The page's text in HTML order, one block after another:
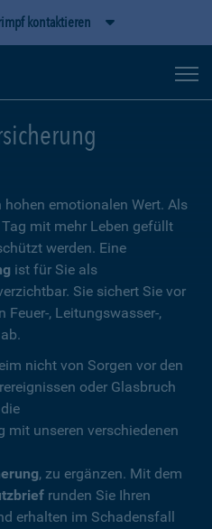
kontaktieren
emotionalen Wert. Als
mit mehr Leben gefüllt
werden. Eine
ist für Sie als
Sie sichert Sie vor
Feuer-, Leitungswasser-,
nicht von Sorgen vor den
oder Glasbruch
mit unseren verschiedenen
, zu ergänzen. Mit dem
runden Sie Ihren
erhalten im Schadensfall